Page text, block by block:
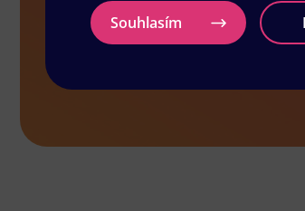
Návrh
Souhlasím